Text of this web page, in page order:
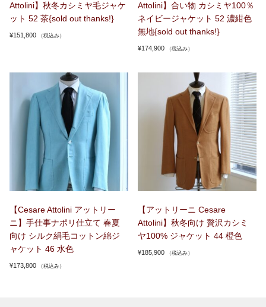
Attolini】秋冬カシミヤ毛ジャケ
ット 52 茶{sold out thanks!}
¥151,800 （税込み）
Attolini】合い物 カシミヤ100％
ネイビージャケット 52 濃紺色
無地{sold out thanks!}
¥174,900 （税込み）
【Cesare Attolini アットリー
ニ】手仕事ナポリ仕立て 春夏
向け シルク絹毛コットン綿ジ
ャケット 46 水色
¥173,800 （税込み）
【アットリーニ Cesare
Attolini】秋冬向け 贅沢カシミ
ヤ100% ジャケット 44 橙色
¥185,900 （税込み）